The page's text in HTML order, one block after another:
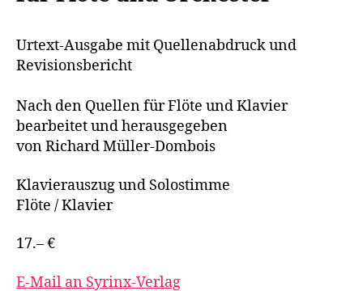
Urtext-Ausgabe mit Quellenabdruck und
Revisionsbericht
Nach den Quellen für Flöte und Klavier
bearbeitet und herausgegeben
von Richard Müller-Dombois
Klavierauszug und Solostimme
Flöte / Klavier
17.– €
E-Mail an Syrinx-Verlag